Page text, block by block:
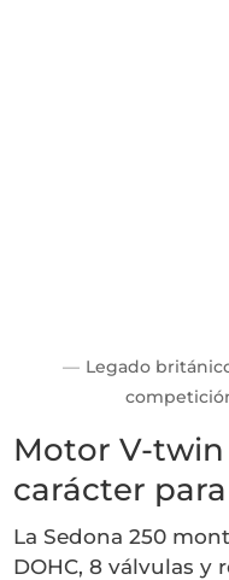
Legado
Motor V-
carácter
La Sedona 250
DOHC, 8 válvulas y